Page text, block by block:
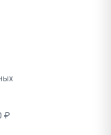
₽